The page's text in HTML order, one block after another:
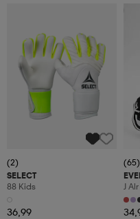
(2)
SELECT
88 Kids
36,99
(65)
J